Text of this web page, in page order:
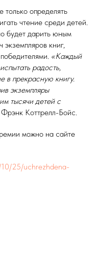
определять
чтение среди детей.
будет дарить юным
экземпляров книг,
«Каждый
радость,
в прекрасную книгу.
экземпляры
тысячи детей с
Коттрелл-Бойс.
можно на сайте
25/uchrezhdena-